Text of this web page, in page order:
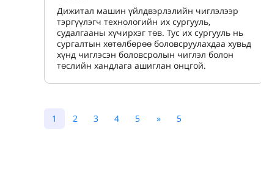
Дижитал машин үйлдвэрлэлийн чиглэлээр
тэргүүлэгч технологийн их сургууль,
судалгааны хүчирхэг төв. Тус их сургууль нь
сургалтын хөтөлбөрөө боловсруулахдаа хувьд
хүнд чиглэсэн боловсролын чиглэл болон
төслийн хандлага ашиглан онцгой.
1 2 3 4 5 » 5